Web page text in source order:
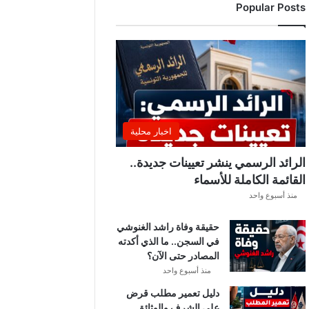
Popular Posts
اخبار محلية
الرائد الرسمي ينشر تعيينات جديدة..
القائمة الكاملة للأسماء
منذ أسبوع واحد
حقيقة وفاة راشد الغنوشي
في السجن.. ما الذي أكدته
المصادر حتى الآن؟
منذ أسبوع واحد
دليل تعمير مطلب قرض